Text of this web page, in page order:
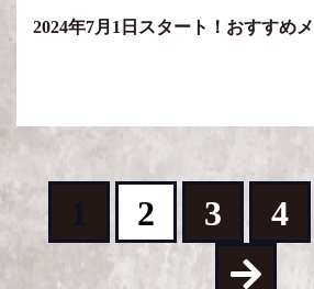
2024年7月1日スタート！おすすめ
1 2 3 4